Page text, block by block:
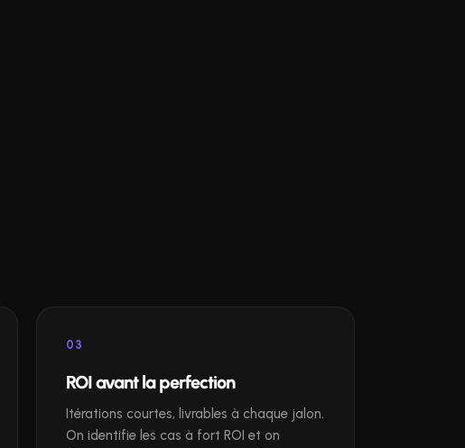
03
ROI avant la perfection
Itérations courtes, livrables à chaque jalon.
On identifie les cas à fort ROI et on